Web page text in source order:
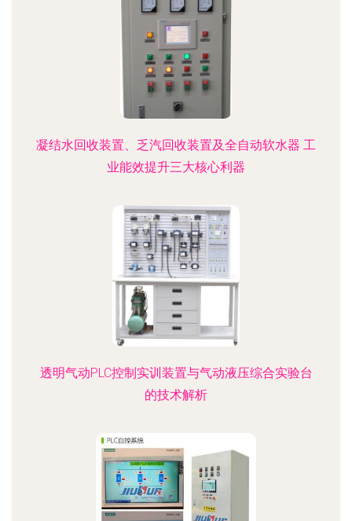
凝结水回收装置、乏汽回收装置及全自动软水器 工
业能效提升三大核心利器
透明气动PLC控制实训装置与气动液压综合实验台
的技术解析